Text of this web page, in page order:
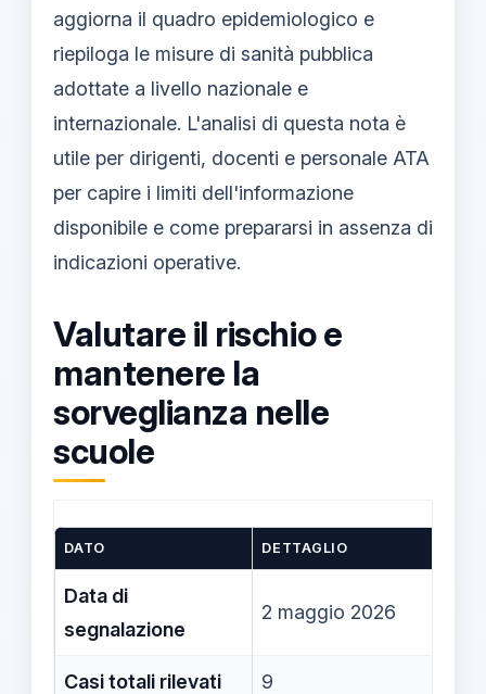
aggiorna il quadro epidemiologico e
riepiloga le misure di sanità pubblica
adottate a livello nazionale e
internazionale. L'analisi di questa nota è
utile per dirigenti, docenti e personale ATA
per capire i limiti dell'informazione
disponibile e come prepararsi in assenza di
indicazioni operative.
Valutare il rischio e
mantenere la
sorveglianza nelle
scuole
DATO DETTAGLIO
Data di
segnalazione
2 maggio 2026
Casi totali rilevati 9